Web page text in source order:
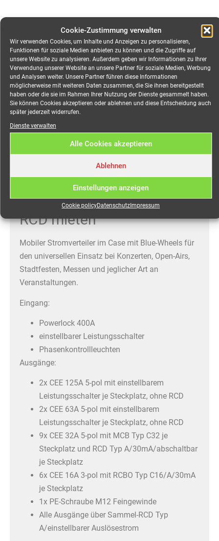
Cookie-Zustimmung verwalten
Wir verwenden Cookies, um Inhalte und Anzeigen zu personalisieren,
Funktionen für soziale Medien anbieten zu können und die Zugriffe auf
unsere Website zu analysieren. Außerdem geben wir Informationen zu Ihrer
Verwendung unserer Website an unsere Partner für soziale Medien, Werbung
und Analysen weiter. Unsere Partner führen diese Informationen
möglicherweise mit weiteren Daten zusammen, die Sie ihnen bereitgestellt
haben oder die sie im Rahmen Ihrer Nutzung der Dienste gesammelt haben.
Sie können Cookies akzeptieren oder ablehnen und diese Entscheidung auch
später jederzeit widerrufen.
Dienste verwalten
Alle Cookies akzeptieren
Ablehnen
Einstellungen anzeigen
Cookie policyDatenschutz Impressum
Beschreibung
Zusätzliche Information
Beschreibung
Verteiler Powerlock 400A
auf 2x CEE 125A, 2x CEE
63A, 9x CEE 32A, 6x CEE
16A 3-pol, 1x PE-Schraube
M12 Feingewinde Sammel
RCD mieten
Mobiler Stromverteiler im Case mit Blue-Wheels für
den universellen Einsatz bei Konzerten, Open-Airs,
Stadtfesten, Messen und jeglicher Art an
Veranstaltungen.
Eingang:
Powerlock 400A
einstellbarer Leistungsschalter
Phasenkontrollleuchten
Ausgänge:
2x CEE 125A 5-pol mit einstellbarem
Leistungsschalter je Steckplatz, ohne RCD
2x CEE 63A 5-pol mit einstellbarem
Leistungsschalter je Steckplatz, ohne RCD
9x CEE 32A 5-pol mit MCB Typ C32 je
Steckplatz und RCD Typ A/30mA/abschaltbar
je Steckplatz
6x CEE 16A 3-pol mit RCBO Typ C16/A/30mA
je Steckplatz
1x PE-Schraube M12 Feingewinde
Alle Ausgänge über Sammel-RCD Typ
A/einstellbarer Auslösestrom